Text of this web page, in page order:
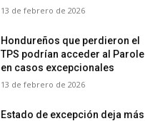
13 de febrero de 2026
Hondureños que perdieron el
TPS podrían acceder al Parole
en casos excepcionales
13 de febrero de 2026
Estado de excepción deja más